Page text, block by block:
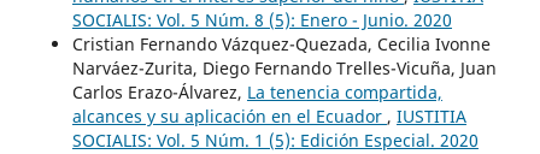
SOCIALIS: Vol. 5 Núm. 8 (5): Enero - Junio. 2020
Cristian Fernando Vázquez-Quezada, Cecilia Ivonne
Narváez-Zurita, Diego Fernando Trelles-Vicuña, Juan
Carlos Erazo-Álvarez, La tenencia compartida,
alcances y su aplicación en el Ecuador , IUSTITIA
SOCIALIS: Vol. 5 Núm. 1 (5): Edición Especial. 2020